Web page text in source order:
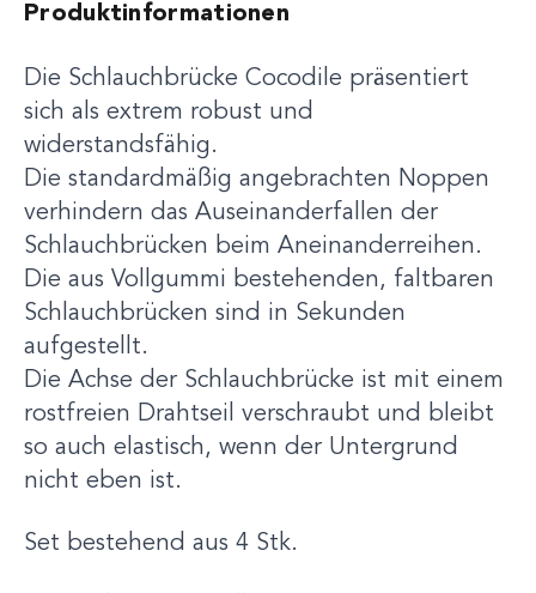
Produktinformationen
Die Schlauchbrücke Cocodile präsentiert
sich als extrem robust und
widerstandsfähig.
Die standardmäßig angebrachten Noppen
verhindern das Auseinanderfallen der
Schlauchbrücken beim Aneinanderreihen.
Die aus Vollgummi bestehenden, faltbaren
Schlauchbrücken sind in Sekunden
aufgestellt.
Die Achse der Schlauchbrücke ist mit einem
rostfreien Drahtseil verschraubt und bleibt
so auch elastisch, wenn der Untergrund
nicht eben ist.
Set bestehend aus 4 Stk.